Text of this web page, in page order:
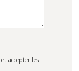
et accepter les